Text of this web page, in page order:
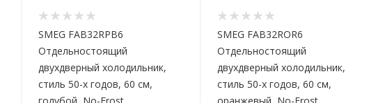
SMEG FAB32RPB6
Отдельностоящий
двухдверный холодильник,
стиль 50-х годов, 60 см,
SMEG FAB32ROR6
Отдельностоящий
двухдверный холодильник,
стиль 50-х годов, 60 см,